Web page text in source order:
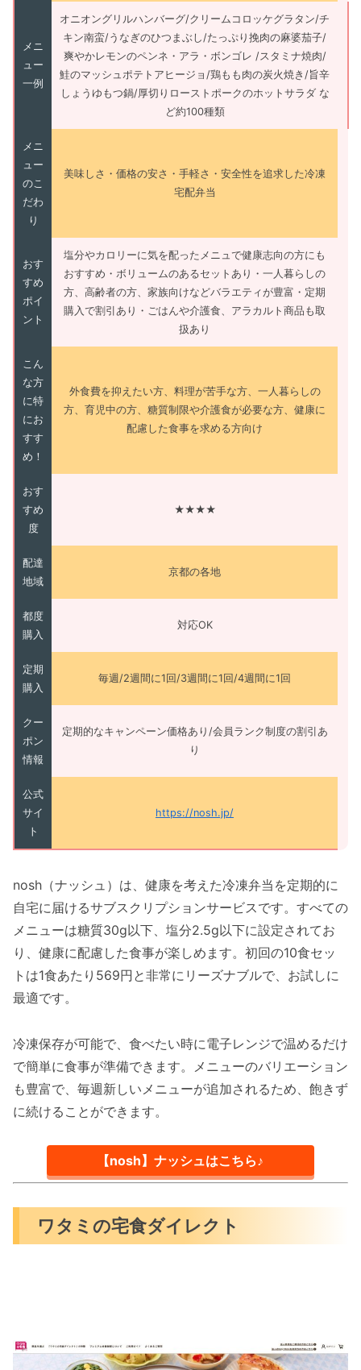
メニ
ュー
一例
オニオングリルハンバーグ/クリームコロッケグラタン/チ
キン南蛮/うなぎのひつまぶし/たっぷり挽肉の麻婆茄子/
爽やかレモンのペンネ・アラ・ボンゴレ /スタミナ焼肉/
鮭のマッシュポテトアヒージョ/鶏もも肉の炭火焼き/旨辛
しょうゆもつ鍋/厚切りローストポークのホットサラダ な
ど約100種類
メニ
ュー
のこ
だわ
り
美味しさ・価格の安さ・手軽さ・安全性を追求した冷凍
宅配弁当
おす
すめ
ポイ
ント
塩分やカロリーに気を配ったメニュで健康志向の方にも
おすすめ・ボリュームのあるセットあり・一人暮らしの
方、高齢者の方、家族向けなどバラエティが豊富・定期
購入で割引あり・ごはんや介護食、アラカルト商品も取
扱あり
こん
な方
に特
にお
すす
め！
外食費を抑えたい方、料理が苦手な方、一人暮らしの
方、育児中の方、糖質制限や介護食が必要な方、健康に
配慮した食事を求める方向け
おす
すめ
度
★★★★
配達
地域
京都の各地
都度
購入
対応OK
定期
購入
毎週/2週間に1回/3週間に1回/4週間に1回
クー
ポン
情報
定期的なキャンペーン価格あり/会員ランク制度の割引あ
り
公式
サイ
ト
https://nosh.jp/
nosh（ナッシュ）は、健康を考えた冷凍弁当を定期的に
自宅に届けるサブスクリプションサービスです。すべての
メニューは糖質30g以下、塩分2.5g以下に設定されてお
り、健康に配慮した食事が楽しめます。初回の10食セッ
トは1食あたり569円と非常にリーズナブルで、お試しに
最適です。
冷凍保存が可能で、食べたい時に電子レンジで温めるだけ
で簡単に食事が準備できます。メニューのバリエーション
も豊富で、毎週新しいメニューが追加されるため、飽きず
に続けることができます。
【nosh】ナッシュはこちら♪
ワタミの宅食ダイレクト